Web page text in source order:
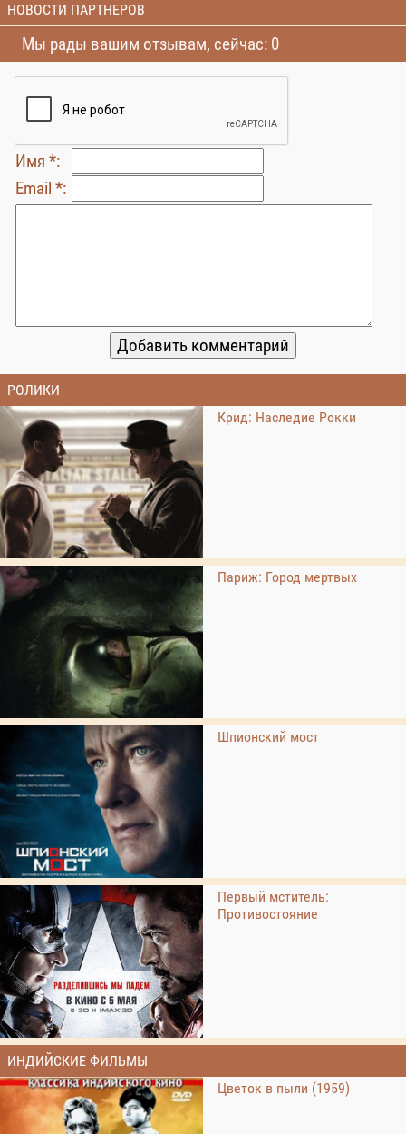
НОВОСТИ ПАРТНЕРОВ
Мы рады вашим отзывам, сейчас: 0
Имя *:
Email *:
РОЛИКИ
Крид: Наследие Рокки
Париж: Город мертвых
Шпионский мост
Первый мститель:
Противостояние
ИНДИЙСКИЕ ФИЛЬМЫ
Цветок в пыли (1959)